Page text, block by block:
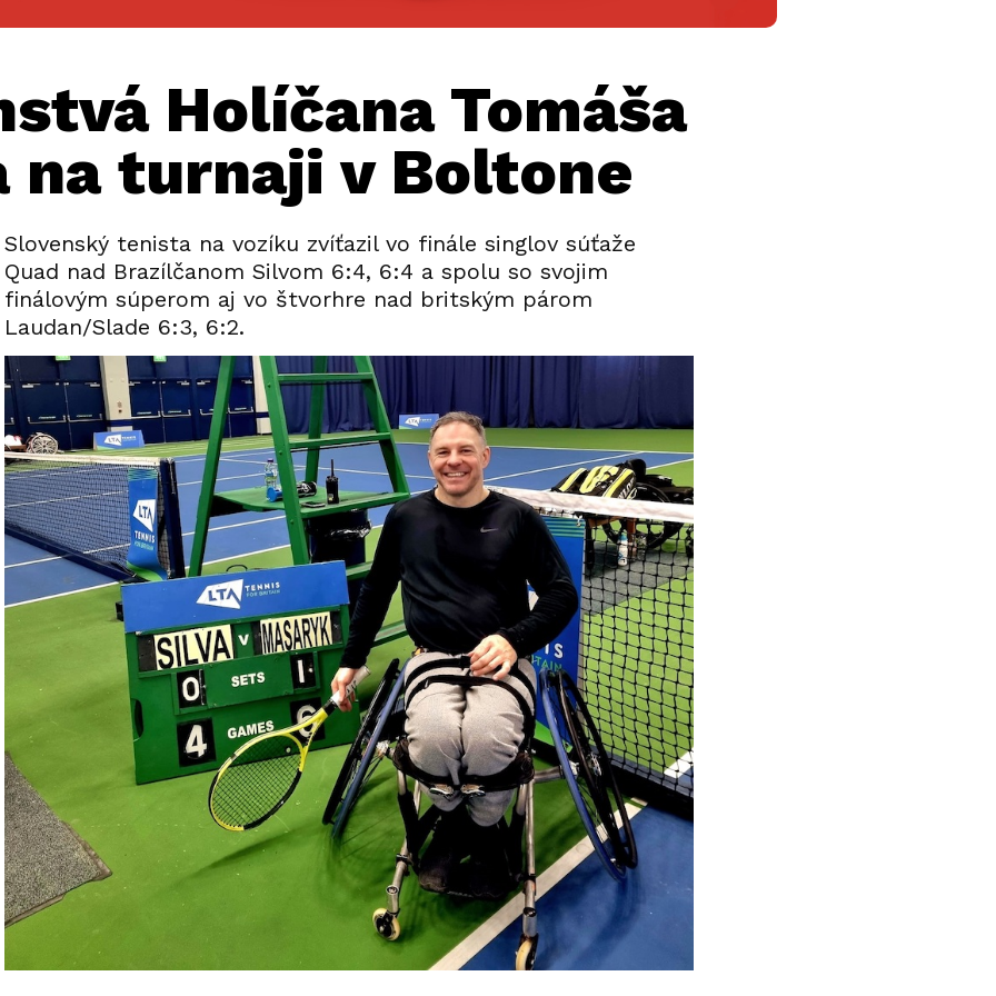
Holíčana Tomáša
na turnaji v Boltone
Slovenský tenista na vozíku zvíťazil vo finále singlov súťaže
Quad nad Brazílčanom Silvom 6:4, 6:4 a spolu so svojim
finálovým súperom aj vo štvorhre nad britským párom
Laudan/Slade 6:3, 6:2.